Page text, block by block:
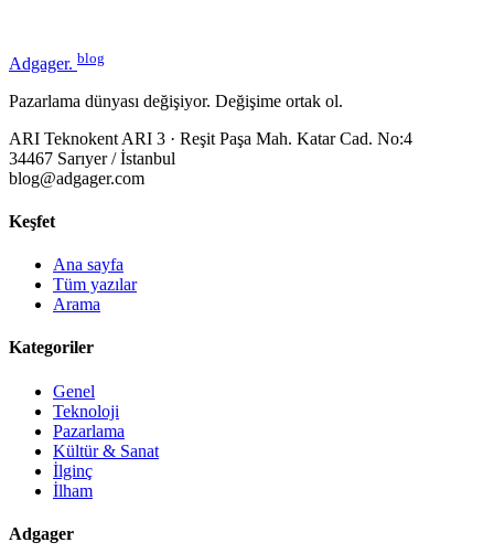
Adgager. blog
Pazarlama dünyası değişiyor. Değişime ortak ol.
ARI Teknokent ARI 3 · Reşit Paşa Mah. Katar Cad. No:4
34467 Sarıyer / İstanbul
blog@adgager.com
Keşfet
Ana sayfa
Tüm yazılar
Arama
Kategoriler
Genel
Teknoloji
Pazarlama
Kültür & Sanat
İlginç
İlham
Adgager